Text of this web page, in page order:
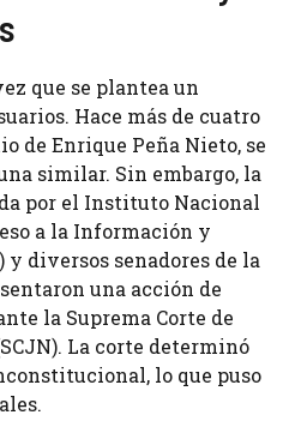
que se plantea un
Hace más de cuatro
de Enrique Peña Nieto, se
similar. Sin embargo, la
por el Instituto Nacional
a la Información y
diversos senadores de la
una acción de
la Suprema Corte de
La corte determinó
lo que puso